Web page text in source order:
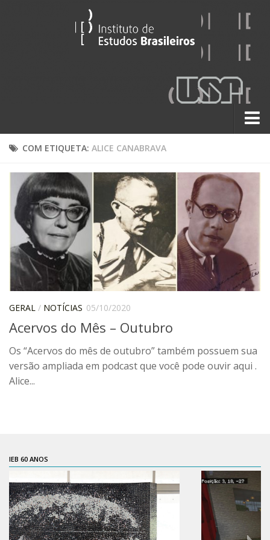
Sobre
A História do IEB
Institucional
60 Anos
Paralelos 22
Pesquisa
Pós-Doutorado
Pesquisador Colaborador
Iniciação Científica
Pré-Iniciação Científica
GIP
Criação de Curso
Isenção
Comissões
CAAF
COM ETIQUETA: ALICE CANABRAVA
GERAL / NOTÍCIAS 05/10/2020
Acervos do Mês – Outubro
Os “Acervos do mês de outubro” também possuem sua
versão ampliada em podcast que você pode ouvir aqui .
Alice...
IEB 60 ANOS